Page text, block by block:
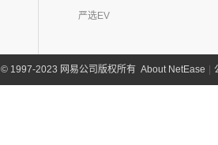
严选EV
©1997-2023 网易公司版权所有 About NetEase